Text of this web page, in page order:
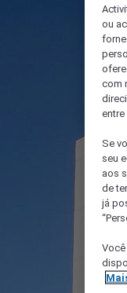
ou
com
Se
seu
aos
de
já